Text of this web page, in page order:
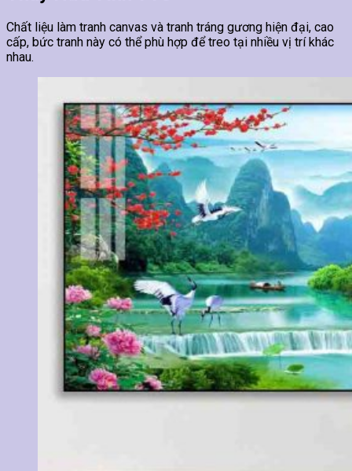
Chất liệu làm tranh canvas và tranh tráng gương hiện đại, cao
cấp, bức tranh này có thể phù hợp để treo tại nhiều vị trí khác
nhau.